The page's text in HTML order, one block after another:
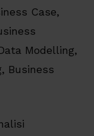
Case,
Modelling,
Business